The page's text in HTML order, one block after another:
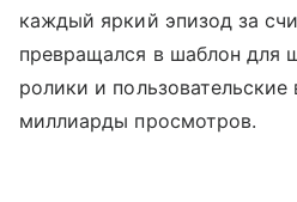
каждый яркий эпизод за
превращался в шаблон для
ролики и
миллиарды просмотров.